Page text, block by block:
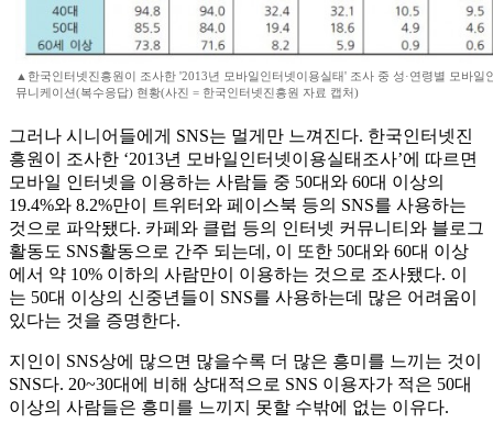
▲한국인터넷진흥원이 조사한 '2013년 모바일인터넷이용실태' 조사 중 성·연령별 모바일
뮤니케이션(복수응답) 현황(사진 = 한국인터넷진흥원 자료 캡처)
그러나 시니어들에게 SNS는 멀게만 느껴진다. 한국인터넷진
흥원이 조사한 ‘2013년 모바일인터넷이용실태조사’에 따르면
모바일 인터넷을 이용하는 사람들 중 50대와 60대 이상의
19.4%와 8.2%만이 트위터와 페이스북 등의 SNS를 사용하는
것으로 파악됐다. 카페와 클럽 등의 인터넷 커뮤니티와 블로그
활동도 SNS활동으로 간주 되는데, 이 또한 50대와 60대 이상
에서 약 10% 이하의 사람만이 이용하는 것으로 조사됐다. 이
는 50대 이상의 신중년들이 SNS를 사용하는데 많은 어려움이
있다는 것을 증명한다.
지인이 SNS상에 많으면 많을수록 더 많은 흥미를 느끼는 것이
SNS다. 20~30대에 비해 상대적으로 SNS 이용자가 적은 50대
이상의 사람들은 흥미를 느끼지 못할 수밖에 없는 이유다.